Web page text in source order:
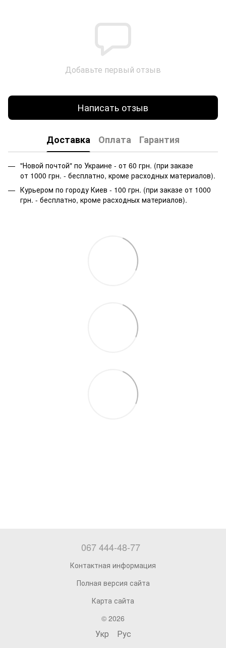
Добавьте первый отзыв
Написать отзыв
Доставка Оплата Гарантия
"Новой почтой" по Украине - от 60 грн. (при заказе
от 1000 грн. - бесплатно, кроме расходных материалов).
Курьером по городу Киев - 100 грн. (при заказе от 1000
грн. - бесплатно, кроме расходных материалов).
067 444-48-77
Контактная информация
Полная версия сайта
Карта сайта
© 2026
Укр Рус